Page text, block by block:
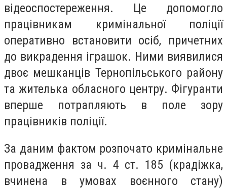
відеоспостереження. Це допомогло
працівникам кримінальної поліції
оперативно встановити осіб, причетних
до викрадення іграшок. Ними виявилися
двоє мешканців Тернопільського району
та жителька обласного центру. Фігуранти
вперше потрапляють в поле зору
працівників поліції.
За даним фактом розпочато кримінальне
провадження за ч. 4 ст. 185 (крадіжка,
вчинена в умовах воєнного стану)